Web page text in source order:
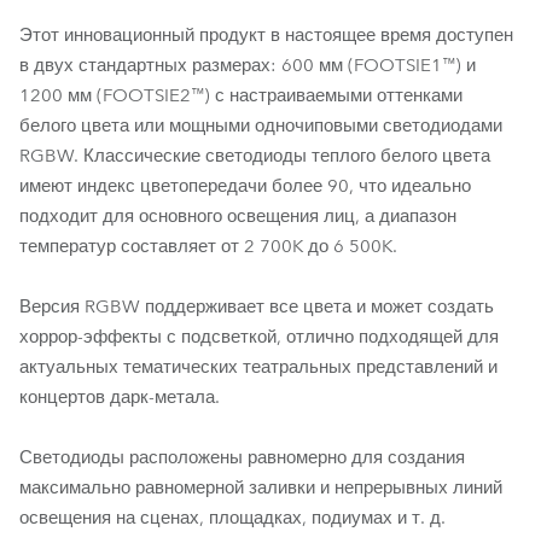
Этот инновационный продукт в настоящее время доступен
в двух стандартных размерах: 600 мм (FOOTSIE1™) и
1200 мм (FOOTSIE2™) с настраиваемыми оттенками
белого цвета или мощными одночиповыми светодиодами
RGBW. Классические светодиоды теплого белого цвета
имеют индекс цветопередачи более 90, что идеально
подходит для основного освещения лиц, а диапазон
температур составляет от 2 700K до 6 500K.
Версия RGBW поддерживает все цвета и может создать
хоррор-эффекты с подсветкой, отлично подходящей для
актуальных тематических театральных представлений и
концертов дарк-метала.
Светодиоды расположены равномерно для создания
максимально равномерной заливки и непрерывных линий
освещения на сценах, площадках, подиумах и т. д.